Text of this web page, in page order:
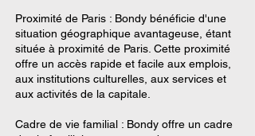
Proximité de Paris : Bondy bénéficie d'une
situation géographique avantageuse, étant
située à proximité de Paris. Cette proximité
offre un accès rapide et facile aux emplois,
aux institutions culturelles, aux services et
aux activités de la capitale.
Cadre de vie familial : Bondy offre un cadre